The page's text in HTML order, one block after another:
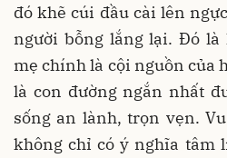
đó khẽ cúi đầu cài lên
người bỗng lắng lại. Đó là
mẹ chính là cội nguồn của
là con đường ngắn nhất
sống an lành, trọn vẹn.
không chỉ có ý nghĩa tâm